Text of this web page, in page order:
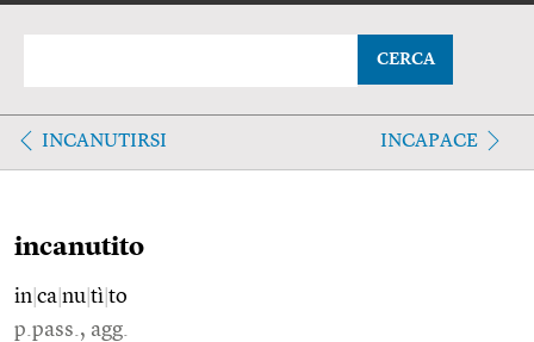
CERCA
INCANUTIRSI INCAPACE
incanutito
in ca nu tì to
p.pass., agg.